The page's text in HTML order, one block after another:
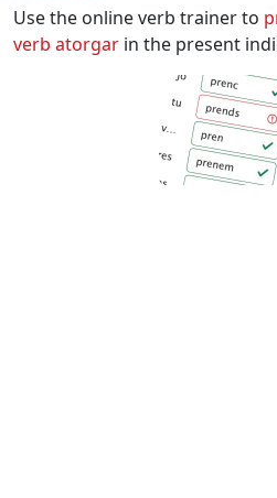
Use the online verb trainer to
verb atorgar in the present